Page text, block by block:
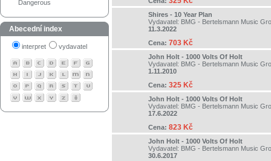
Dangerous
Abecední index
interpret vydavatel
Shires - 10 Year Plan
Vydavatel: BMG - Bertelsmann Music
11.3.2022
Cena: 703 Kč
John Holt - 1000 Volts Of Holt
Vydavatel: BMG - Bertelsmann Music
1.11.2010
Cena: 325 Kč
John Holt - 1000 Volts Of Holt
Vydavatel: BMG - Bertelsmann Music
17.6.2022
Cena: 823 Kč
John Holt - 1000 Volts Of Holt
Vydavatel: BMG - Bertelsmann Music
30.6.2017